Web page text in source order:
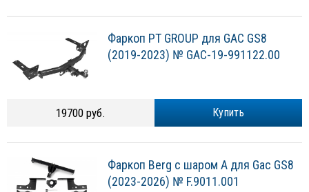
Фаркоп PT GROUP для GAC GS8
(2019-2023) № GAC-19-991122.00
Купить
19700 руб.
Фаркоп Berg с шаром A для Gac GS8
(2023-2026) № F.9011.001